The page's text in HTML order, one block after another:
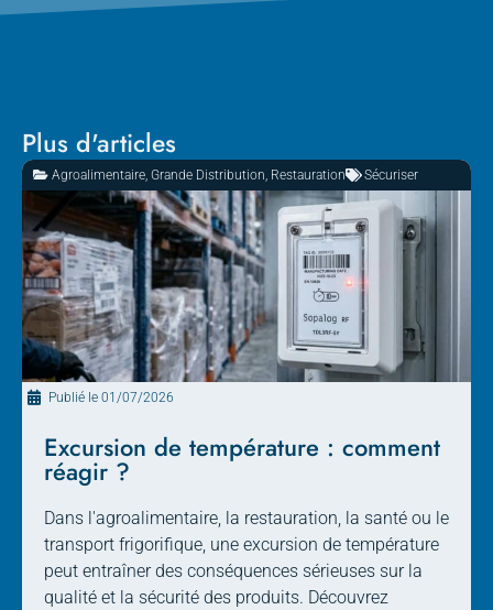
Plus d'articles
Agroalimentaire, Grande Distribution, Restauration Sécuriser
Publié le 01/07/2026
Excursion de température : comment
réagir ?
Dans l'agroalimentaire, la restauration, la santé ou le
transport frigorifique, une excursion de température
peut entraîner des conséquences sérieuses sur la
qualité et la sécurité des produits. Découvrez